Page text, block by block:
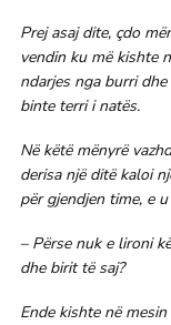
Prej asaj dite, çdo
vendin ku më kishte
ndarjes nga burri
binte terri i natës.
Në këtë mënyrë
derisa një ditë kaloi
për gjendjen time, e
– Përse nuk e lironi
dhe birit të saj?
Ende kishte në